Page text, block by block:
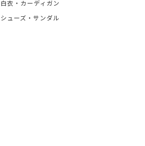
白衣・カーディガン
シューズ・サンダル